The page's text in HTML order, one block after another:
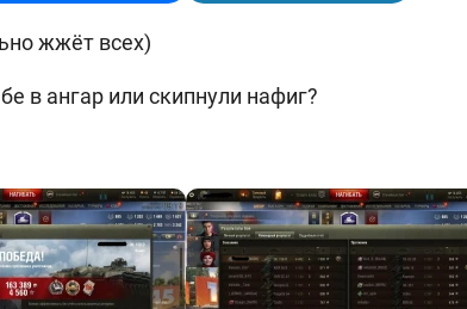
жжёт всех)
в ангар или скипнули нафиг?